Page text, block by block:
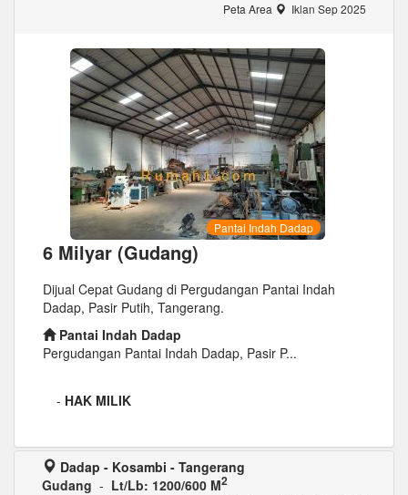
Peta Area Iklan Sep 2025
Pantai Indah Dadap
6 Milyar (Gudang)
Dijual Cepat Gudang di Pergudangan Pantai Indah
Dadap, Pasir Putih, Tangerang.
Pantai Indah Dadap
Pergudangan Pantai Indah Dadap, Pasir P...
- HAK MILIK
Dadap - Kosambi - Tangerang
Gudang - Lt/Lb: 1200/600 M2